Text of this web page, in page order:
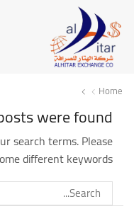
Home
were found!
search terms. Please
different keywords